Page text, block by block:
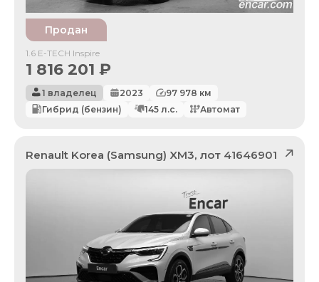
Продан
1.6 E-TECH Inspire
1 816 201 ₽
1 владелец 2023 97 978 км
Гибрид (бензин)
145 л.с. Автомат
Renault Korea (Samsung) XM3, лот 41646901